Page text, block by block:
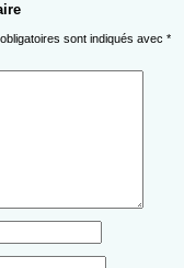
sont indiqués avec *